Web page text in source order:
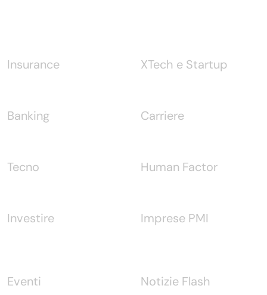
Insurance
Banking
Tecno
Investire
XTech e Startup
Carriere
Human Factor
Imprese PMI
Eventi Notizie Flash